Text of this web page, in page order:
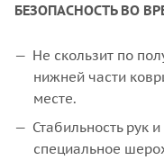
БЕЗОПАСНОСТЬ ВО
Не скользит по
нижней части
месте.
Стабильность рук
специальное